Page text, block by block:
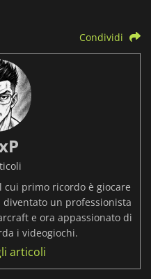
Condividi
cui primo ricordo è giocare
un professionista
e ora appassionato di
i videogiochi.
articoli